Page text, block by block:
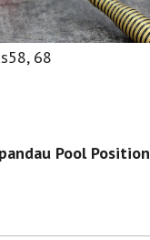
, 68
Pool Position